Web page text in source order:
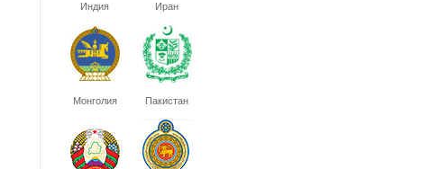
Индия Иран
Монголия Пакистан